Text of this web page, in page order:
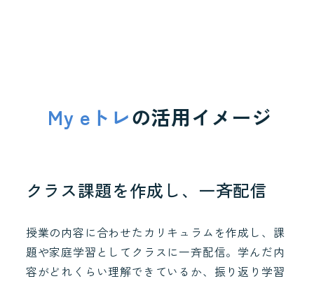
My eトレの活用イメージ
クラス課題を作成し、一斉配信
授業の内容に合わせたカリキュラムを作成し、課
題や家庭学習としてクラスに一斉配信。学んだ内
容がどれくらい理解できているか、振り返り学習